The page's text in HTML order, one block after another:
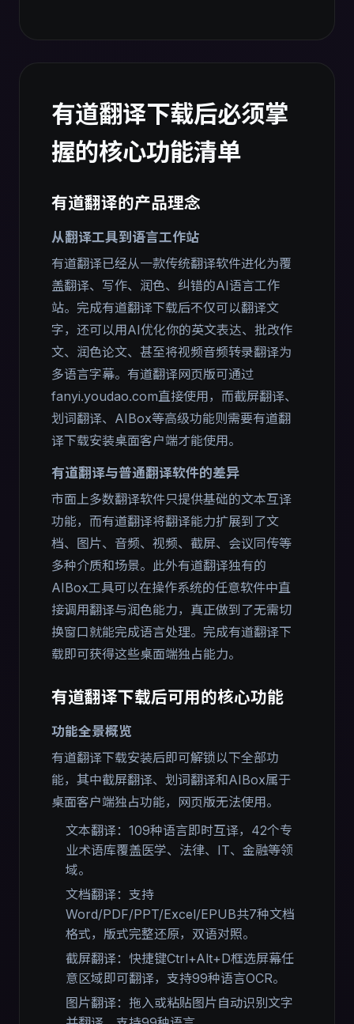
有道翻译下载后必须掌
握的核心功能清单
有道翻译的产品理念
从翻译工具到语言工作站
有道翻译已经从一款传统翻译软件进化为覆
盖翻译、写作、润色、纠错的AI语言工作
站。完成有道翻译下载后不仅可以翻译文
字，还可以用AI优化你的英文表达、批改作
文、润色论文、甚至将视频音频转录翻译为
多语言字幕。有道翻译网页版可通过
fanyi.youdao.com直接使用，而截屏翻译、
划词翻译、AIBox等高级功能则需要有道翻
译下载安装桌面客户端才能使用。
有道翻译与普通翻译软件的差异
市面上多数翻译软件只提供基础的文本互译
功能，而有道翻译将翻译能力扩展到了文
档、图片、音频、视频、截屏、会议同传等
多种介质和场景。此外有道翻译独有的
AIBox工具可以在操作系统的任意软件中直
接调用翻译与润色能力，真正做到了无需切
换窗口就能完成语言处理。完成有道翻译下
载即可获得这些桌面端独占能力。
有道翻译下载后可用的核心功能
功能全景概览
有道翻译下载安装后即可解锁以下全部功
能，其中截屏翻译、划词翻译和AIBox属于
桌面客户端独占功能，网页版无法使用。
文本翻译：109种语言即时互译，42个专
业术语库覆盖医学、法律、IT、金融等领
域。
文档翻译：支持
Word/PDF/PPT/Excel/EPUB共7种文档
格式，版式完整还原，双语对照。
截屏翻译：快捷键Ctrl+Alt+D框选屏幕任
意区域即可翻译，支持99种语言OCR。
图片翻译：拖入或粘贴图片自动识别文字